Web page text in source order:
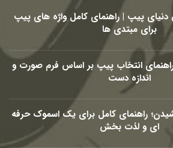
پیپ | راهنمای کامل واژه های پیپ
برای مبتدی ها
انتخاب پیپ بر اساس فرم صورت و
اندازه دست
راهنمای کامل برای یک اسموک حرفه
ای و لذت بخش